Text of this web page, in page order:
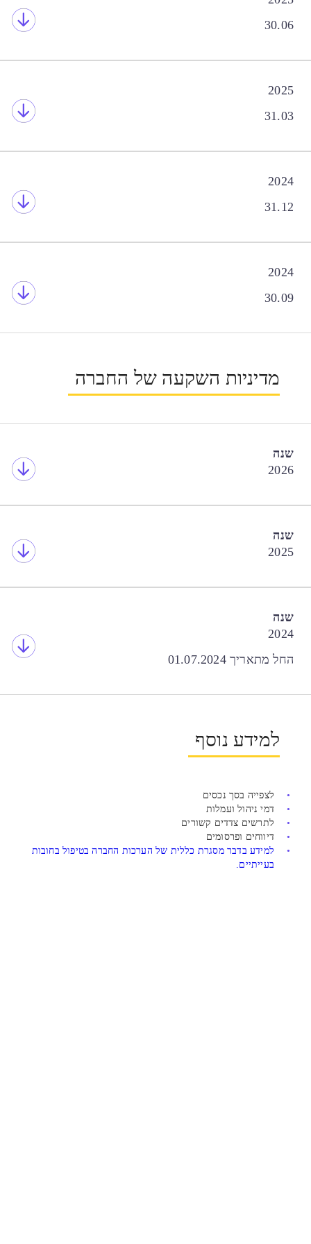
30.06
2025
31.03
2024
31.12
2024
30.09
מדיניות השקעה של החברה
שנה
2026
שנה
2025
שנה
2024
החל מתאריך 01.07.2024
למידע נוסף
לצפייה בסך נכסים
דמי ניהול ועמלות
לתרשים צדדים קשורים
דיווחים ופרסומים
למידע בדבר מסגרת כללית של הערכות החברה בטיפול בחובות
בעייתיים.